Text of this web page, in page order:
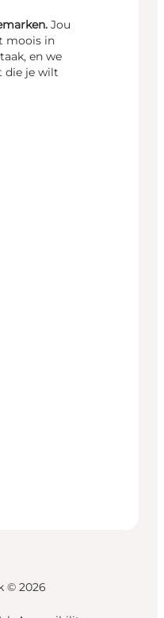
Jou
moois in
en we
die je wilt
© 2026